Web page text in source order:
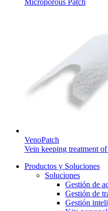
Microporous Patch
VenoPatch
Vein keeping treatment
Productos y Soluciones
Soluciones
Gestión de
Gestión de
Gestión